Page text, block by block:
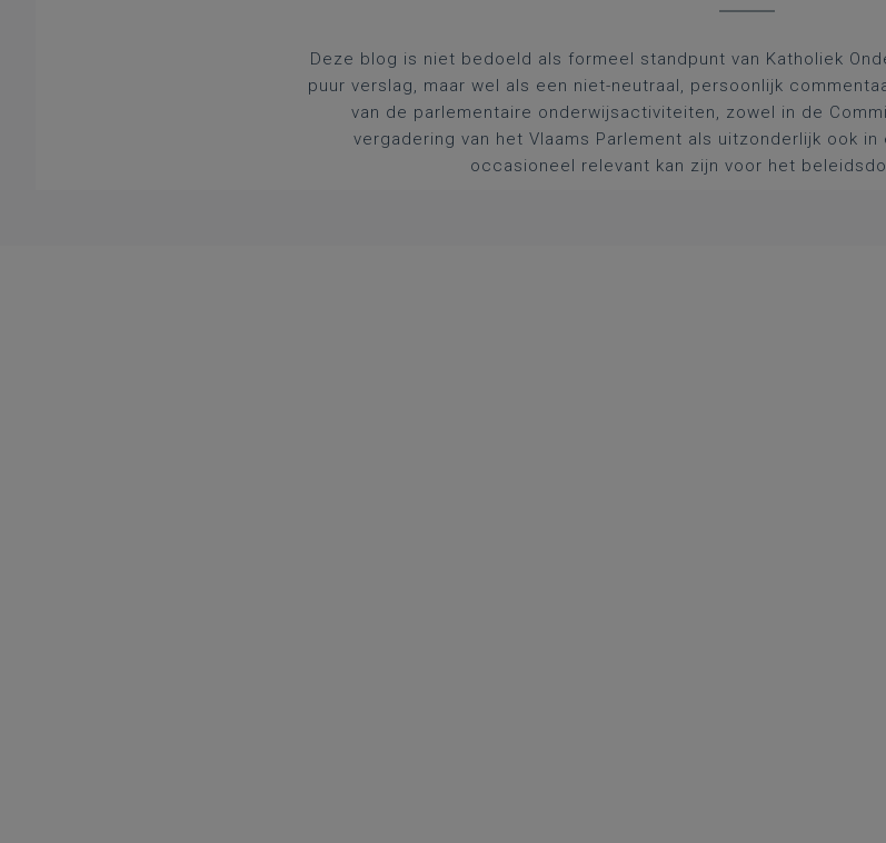
Deze blog is niet bedoeld als formeel standpunt van Katholiek
puur verslag, maar wel als een niet-neutraal, persoonlijk
van de parlementaire onderwijsactiviteiten, zowel in de
vergadering van het Vlaams Parlement als uitzonderlijk ook
occasioneel relevant kan zijn voor het